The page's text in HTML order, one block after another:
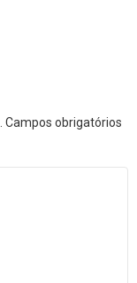
Campos obrigatórios